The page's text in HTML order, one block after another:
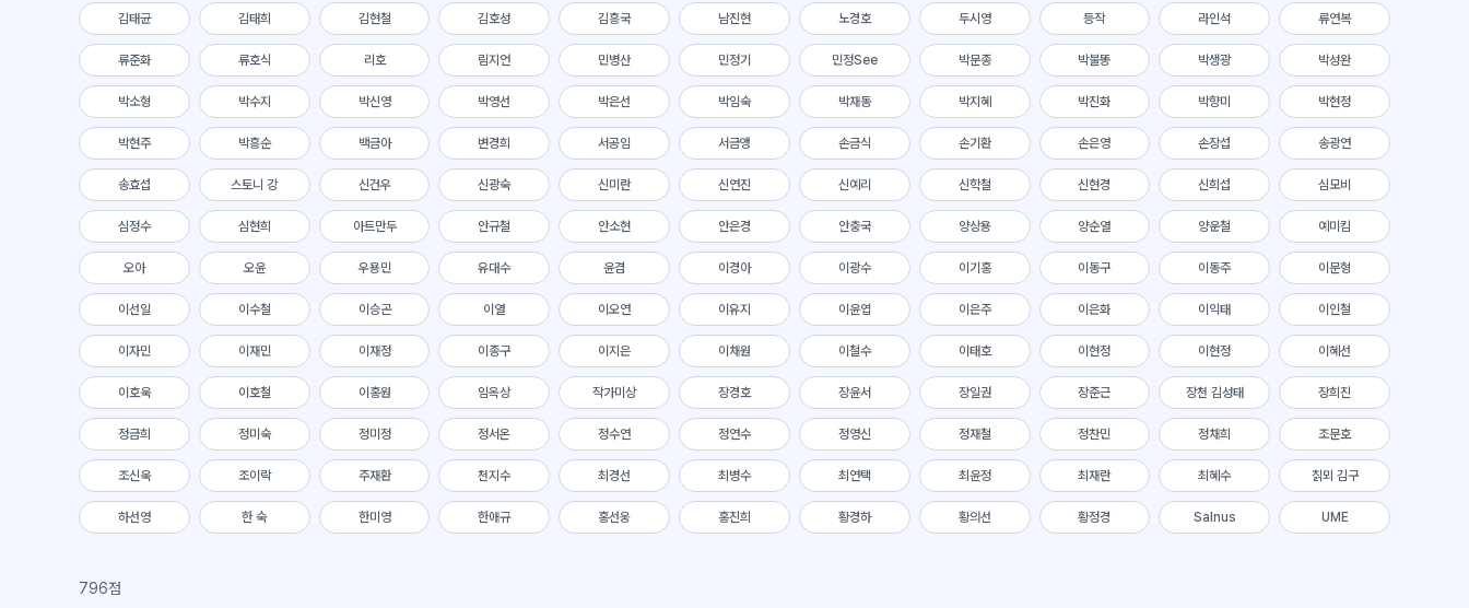
김태균 김태희 김현철 김호성 김흥국 남진현 노경호 두시영 등작 라인석 류연복
류준화 류호식 리호 림지언 민병산 민정기 민정See 박문종 박불똥 박생광 박성완
박소형 박수지 박신영 박영선 박은선 박임숙 박재동 박지혜 박진화 박향미 박현정
박현주 박흥순 백금아 변경희 서공임 서금앵 손금식 손기환 손은영 손장섭 송광연
송효섭 스토니 강 신건우 신광숙 신미란 신연진 신예리 신학철 신현경 신희섭 심모비
심정수 심현희 아트만두 안규철 안소현 안은경 안충국 양상용 양순열 양운철 예미킴
오아 오윤 우용민 유대수 윤겸 이경아 이광수 이기홍 이동구 이동주 이문형
이선일 이수철 이승곤 이열 이오연 이유지 이윤엽 이은주 이은화 이익태 이인철
이자민 이재민 이재정 이종구 이지은 이채원 이철수 이태호 이현정 이현정 이혜선
이호욱 이호철 이홍원 임옥상 작가미상 장경호 장윤서 장일권 장준근 장천 김성태 장희진
정금희 정미숙 정미정 정서온 정수연 정연수 정영신 정재철 정찬민 정채희 조문호
조신욱 조이락 주재환 천지수 최경선 최병수 최연택 최윤정 최재란 최혜수 칡뫼 김구
하선영 한 숙 한미영 한애규 홍선웅 홍진희 황경하 황의선 황정경 Salnus UME
796점